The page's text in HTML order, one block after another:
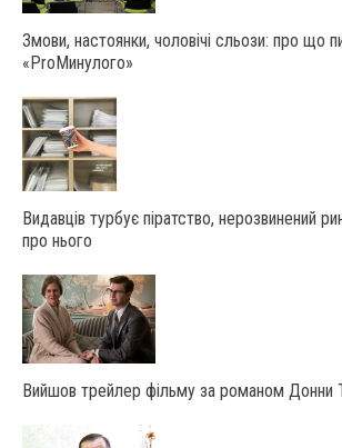
Змови, настоянки, чоловічі сльози: про що
«ProМинулого»
Видавців турбує піратство, нерозвинений
про нього
Вийшов трейлер фільму за романом Донни